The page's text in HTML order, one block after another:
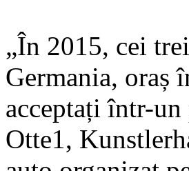
„În 2015, cei
Germania, oraș
acceptați într-un
Otte1,